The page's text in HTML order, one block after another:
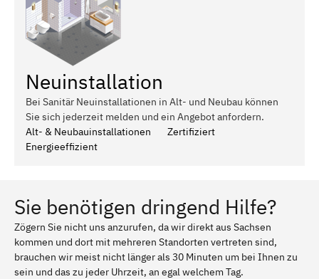
Neuinstallation
Bei Sanitär Neuinstallationen in Alt- und Neubau können
Sie sich jederzeit melden und ein Angebot anfordern.
Alt- & Neubauinstallationen
Zertifiziert
Energieeffizient
Sie benötigen dringend Hilfe?
Zögern Sie nicht uns anzurufen, da wir direkt aus Sachsen
kommen und dort mit mehreren Standorten vertreten sind,
brauchen wir meist nicht länger als 30 Minuten um bei Ihnen zu
sein und das zu jeder Uhrzeit, an egal welchem Tag.